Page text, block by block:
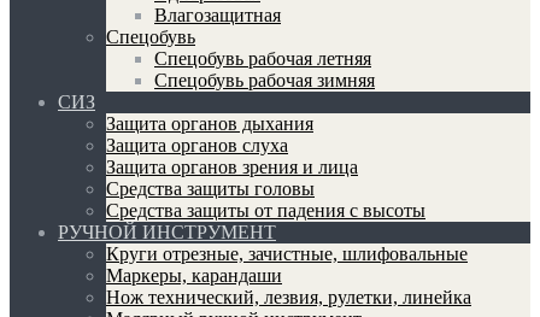
Влагозащитная
Спецобувь
Спецобувь рабочая летняя
Спецобувь рабочая зимняя
СИЗ
Защита органов дыхания
Защита органов слуха
Защита органов зрения и лица
Средства защиты головы
Средства защиты от падения с высоты
РУЧНОЙ ИНСТРУМЕНТ
Круги отрезные, зачистные, шлифовальные
Маркеры, карандаши
Нож технический, лезвия, рулетки, линейка